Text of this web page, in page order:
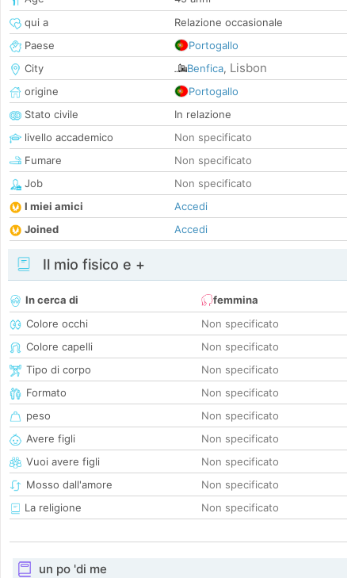
qui a
Relazione occasionale
Paese
Portogallo
City
Benfica, Lisbon
origine
Portogallo
Stato civile
In relazione
livello accademico
Non specificato
Fumare
Non specificato
Job
Non specificato
I miei amici
Accedi
Joined
Accedi
Il mio fisico e +
In cerca di
femmina
Colore occhi
Non specificato
Colore capelli
Non specificato
Tipo di corpo
Non specificato
Formato
Non specificato
peso
Non specificato
Avere figli
Non specificato
Vuoi avere figli
Non specificato
Mosso dall'amore
Non specificato
La religione
Non specificato
un po 'di me